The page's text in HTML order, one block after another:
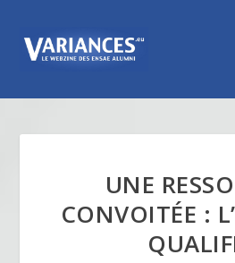
UNE
CONVOITÉE :